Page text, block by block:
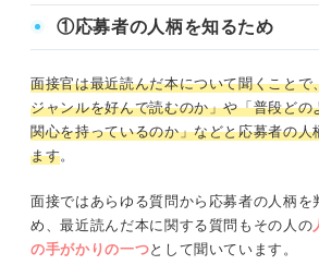
文付きで解説します。
①応募者の人柄を知るため
面接官は最近読んだ本について聞くことで
ジャンルを好んで読むのか」や「普段どの
関心を持っているのか」などと応募者の人
ます。
面接ではあらゆる質問から応募者の人柄を
め、最近読んだ本に関する質問もその人の
の手がかりの一つとして聞いています。